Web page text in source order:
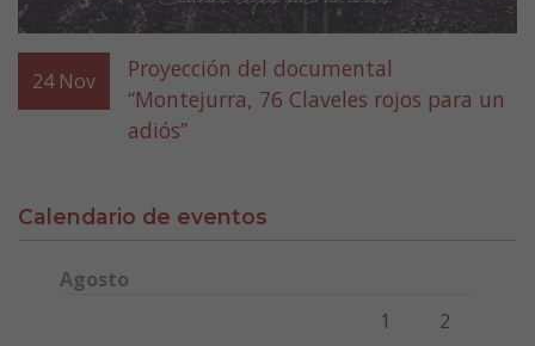
24 Nov
Proyección del documental
“Montejurra, 76 Claveles rojos para un
adiós”
Calendario de eventos
Agosto
Viernes Sábado
1 2